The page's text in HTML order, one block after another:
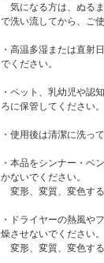
気になる方は、ぬる
で洗い流してから、ご
・高温多湿または直射
でください。
・ペット、乳幼児や認
ろに保管してください。
・使用後は清潔に洗っ
・本品をシンナー・ベ
かないでください。
変形、変質、変色する
・ドライヤーの熱風や
燥させないでください。
変形、変質、変色する